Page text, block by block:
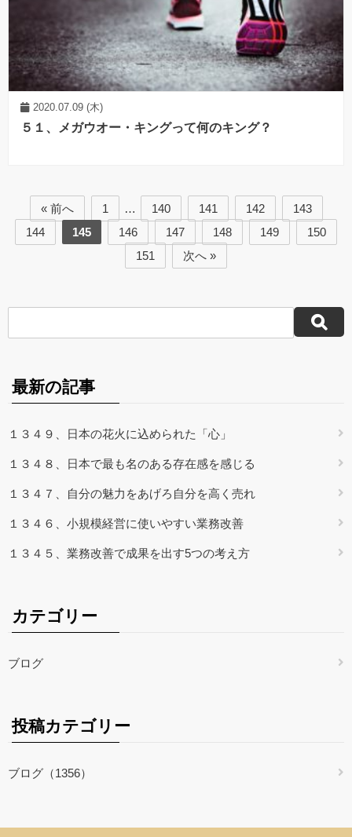
2020.07.09 (木)
５１、メガウオー・キングって何のキング？
« 前へ 1 … 140 141 142
143
144
145 146 147 148 149
150
151
次へ »
最新の記事
１３４９、日本の花火に込められた「心」
１３４８、日本で最も名のある存在感を感じる
１３４７、自分の魅力をあげろ自分を高く売れ
１３４６、小規模経営に使いやすい業務改善
１３４５、業務改善で成果を出す5つの考え方
カテゴリー
ブログ
投稿カテゴリー
ブログ（1356）